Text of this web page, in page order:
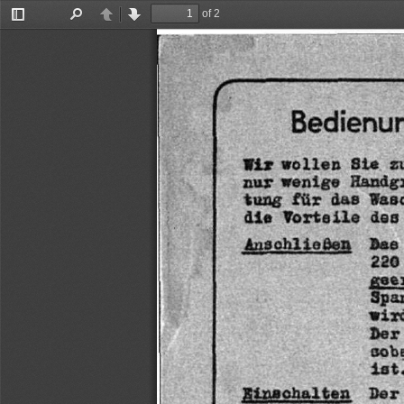
Toggle
PreviousNext
of 2
Wir wollen Sie
nur wenige
tung
für das
die
Vorteile des
Anschließen
Das
220
Der
Einschalten
Der
fi;